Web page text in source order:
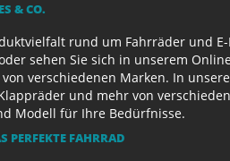
& CO.
rund um Fahrräder und
sehen Sie sich in unserem
verschiedenen Marken. In
und mehr von
Modell für Ihre Bedürfnisse.
PERFEKTE FAHRRAD